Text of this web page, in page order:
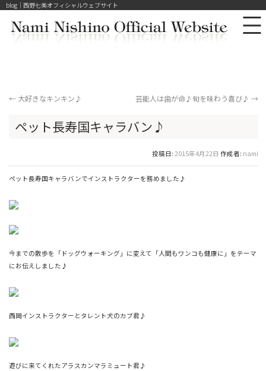
blog｜西野七美オフィシャルウェブサイト
←大好きなキンキン♪ 芸能人は歯が命♪旬を味わう喜び♪ →
ペット長寿国キャラバン♪
投稿日: 2015年4月22日 作成者: nami
ペット長寿国キャラバンでインストラクターを務めました♪
今までの散歩を「ドッグウォーキング」に変えて「人間もワンコも健康に」をテーマ
にお伝えしました♪
西岡インストラクターとタレント犬のカブ君♪
遊びに来てくれたアラスカンマラミュート君♪